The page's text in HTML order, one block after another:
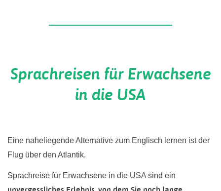
Sprachreisen für Erwachsene
in die USA
Eine naheliegende Alternative zum Englisch lernen ist der
Flug über den Atlantik.
Sprachreise für Erwachsene in die USA sind ein